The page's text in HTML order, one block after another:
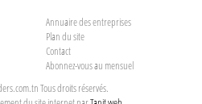
Annuaire des entreprises
Plan du site
Contact
Abonnez-vous au mensuel
Tous droits réservés.